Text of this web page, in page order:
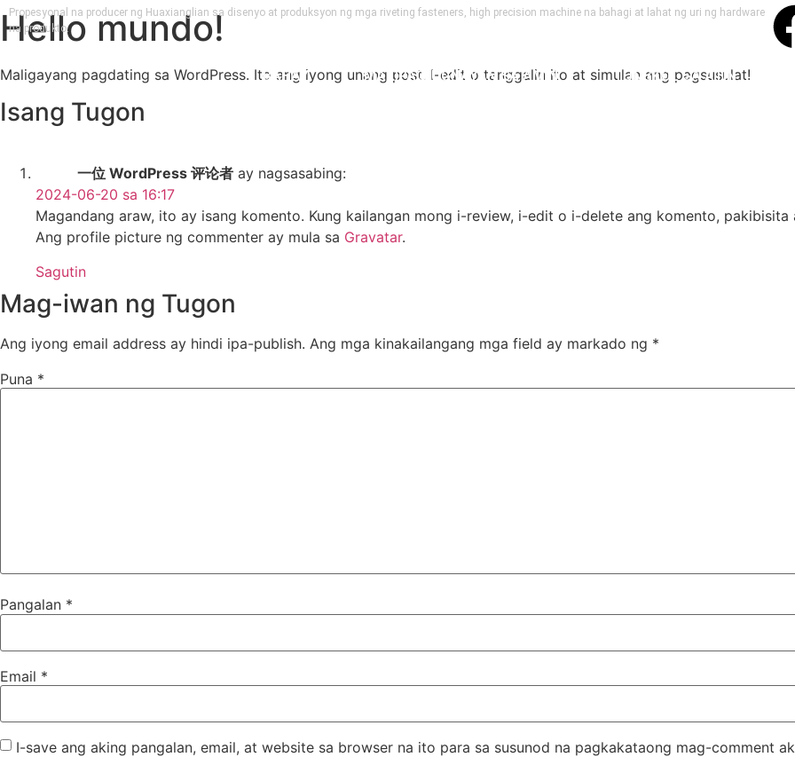
Propesyonal na producer ng Huaxianglian sa disenyo at produksyon ng mga riveting fasteners, high precision machine na bahagi at lahat ng uri ng hardware
na produkto.
BAHAY MAKIPAG-UGNAYAN SA AMIN TUNGKOL SA ATIN
Hello mundo!
Maligayang pagdating sa WordPress. Ito ang iyong unang post. I-edit o tanggalin ito at simulan ang pagsusulat!
Isang Tugon
一位 WordPress 评论者 ay nagsasabing:
2024-06-20 sa 16:17
Magandang araw, ito ay isang komento. Kung kailangan mong i-review, i-edit o i-delete ang komento,
Ang profile picture ng commenter ay mula sa Gravatar.
Sagutin
Mag-iwan ng Tugon
Ang iyong email address ay hindi ipa-publish. Ang mga kinakailangang mga field ay markado ng *
Puna *
Pangalan *
Email *
I-save ang aking pangalan, email, at website sa browser na ito para sa susunod na pagkakataong mag-comment